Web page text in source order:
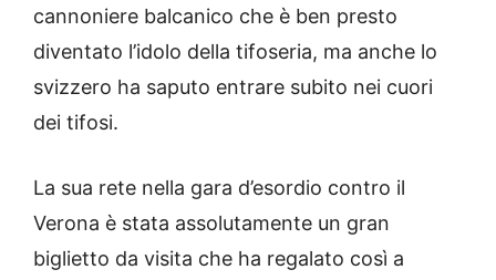
cannoniere balcanico che è ben presto
diventato l’idolo della tifoseria, ma anche lo
svizzero ha saputo entrare subito nei cuori
dei tifosi.
La sua rete nella gara d’esordio contro il
Verona è stata assolutamente un gran
biglietto da visita che ha regalato così a